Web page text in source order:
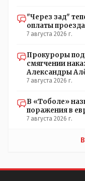
"Через зад"
оплаты
7 августа 2026 г.
Прокуроры
смягчении
Александры
7 августа 2026 г.
В «Тоболе»
поражения в
7 августа 2026 г.